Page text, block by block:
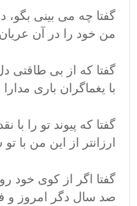
گفتا چه می بینی بگو،
من خود را در آن
گفتا که از بی طاقتی
با یغماگران باری
گفتا که پیوند تو را
ارزانتر از این من با
گفتا اگر از کوی خود
صد سال دگر امروز و